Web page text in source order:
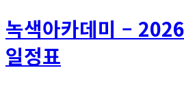
녹색아카데미 –
일정표